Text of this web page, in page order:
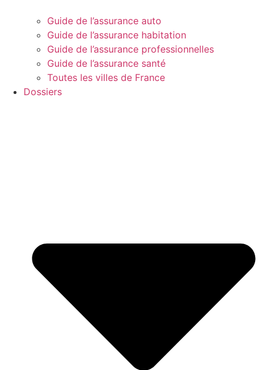
Guide de l’assurance auto
Guide de l’assurance habitation
Guide de l’assurance professionnelles
Guide de l’assurance santé
Toutes les villes de France
Dossiers